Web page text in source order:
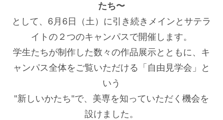
たち〜
として、6月6日（土）に引き続きメインとサテラ
イトの２つのキャンパスで開催します。
学生たちが制作した数々の作品展示とともに、キ
ャンパス全体をご覧いただける「自由見学会」と
いう
"新しいかたち"で、美専を知っていただく機会を
設けました。